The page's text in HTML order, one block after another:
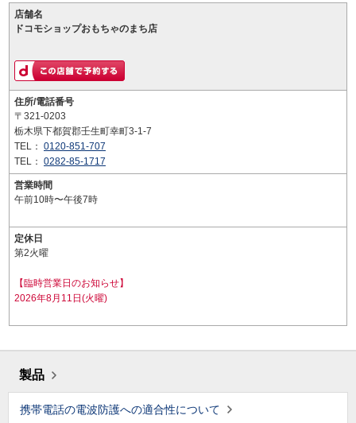
店舗名
ドコモショップおもちゃのまち店
住所/電話番号
〒321-0203
栃木県下都賀郡壬生町幸町3-1-7
TEL： 0120-851-707
TEL： 0282-85-1717
営業時間
午前10時〜午後7時
定休日
第2火曜
【臨時営業日のお知らせ】
2026年8月11日(火曜)
製品
携帯電話の電波防護への適合性について